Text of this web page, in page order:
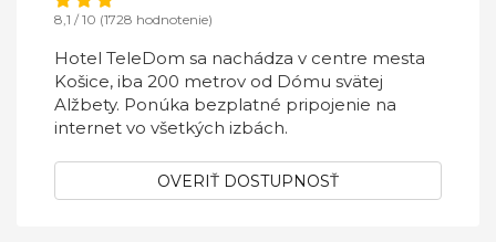
8,1 / 10 (1728 hodnotenie)
Hotel TeleDom sa nachádza v centre mesta
Košice, iba 200 metrov od Dómu svätej
Alžbety. Ponúka bezplatné pripojenie na
internet vo všetkých izbách.
OVERIŤ DOSTUPNOSŤ